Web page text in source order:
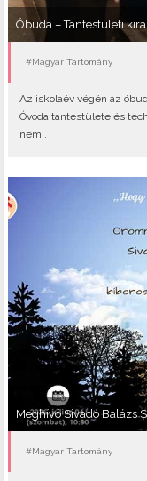
Óbuda – Tantestületi
#Magyar Tartomány
Az iskolaév végén az
Óvoda tantestülete és
nem..
Meghívó Sivadó Balázs
#Magyar Tartomány